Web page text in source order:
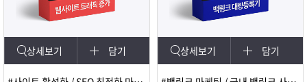
이
구
로
상
객
마
상세보기 담기 상세보기 담기